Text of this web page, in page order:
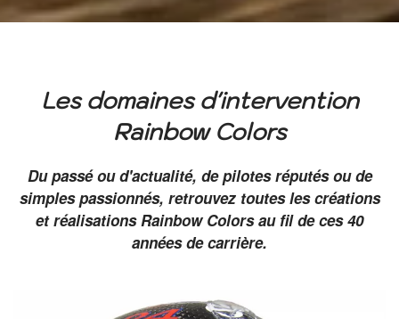
Les domaines d'intervention
Rainbow Colors
Du passé ou d'actualité, de pilotes réputés ou de
simples passionnés, retrouvez toutes les créations
et réalisations Rainbow Colors au fil de ces 40
années de carrière.